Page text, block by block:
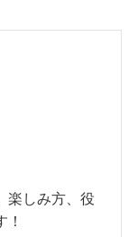
楽しみ方、役